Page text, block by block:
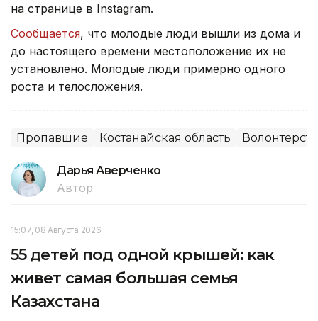
на странице в Instagram.
Сообщается, что молодые люди вышли из дома и
до настоящего времени местоположение их не
установлено. Молодые люди примерно одного
роста и телосложения.
Пропавшие Костанайская область
Дарья Аверченко
Автор
15:07, 08 Августа 2026
55 детей под одной крышей: как
живет самая большая семья
Казахстана